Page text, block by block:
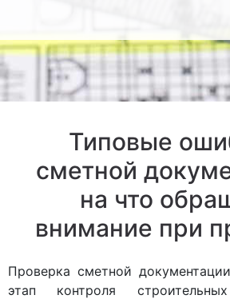
Типовые
сметной
на что
внимание при
Проверка сметной
этап контроля